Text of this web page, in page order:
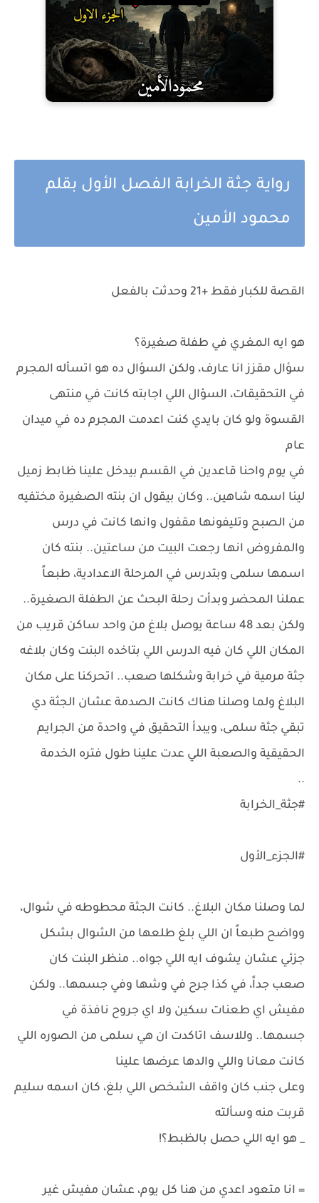
رواية جثة الخرابة الفصل الأول بقلم
محمود الأمين
القصة للكبار فقط +21 وحدثت بالفعل
هو ايه المغري في طفلة صغيرة؟
سؤال مقزز انا عارف، ولكن السؤال ده هو اتسأله المجرم
في التحقيقات، السؤال اللي اجابته كانت في منتهى
القسوة ولو كان بايدي كنت اعدمت المجرم ده في ميدان
عام
في يوم واحنا قاعدين في القسم بيدخل علينا ظابط زميل
لينا اسمه شاهين.. وكان بيقول ان بنته الصغيرة مختفيه
من الصبح وتليفونها مقفول وانها كانت في درس
والمفروض انها رجعت البيت من ساعتين.. بنته كان
اسمها سلمى وبتدرس في المرحلة الاعدادية، طبعاً
عملنا المحضر وبدأت رحلة البحث عن الطفلة الصغيرة..
ولكن بعد 48 ساعة يوصل بلاغ من واحد ساكن قريب من
المكان اللي كان فيه الدرس اللي بتاخده البنت وكان بلاغه
جثة مرمية في خرابة وشكلها صعب.. اتحركنا على مكان
البلاغ ولما وصلنا هناك كانت الصدمة عشان الجثة دي
تبقي جثة سلمى، ويبدأ التحقيق في واحدة من الجرايم
الحقيقية والصعبة اللي عدت علينا طول فتره الخدمة
..
#جثة_الخرابة
#الجزء_الأول
لما وصلنا مكان البلاغ.. كانت الجثة محطوطه في شوال،
وواضح طبعاً ان اللي بلغ طلعها من الشوال بشكل
جزئي عشان يشوف ايه اللي جواه.. منظر البنت كان
صعب جداً، في كذا جرح في وشها وفي جسمها.. ولكن
مفيش اي طعنات سكين ولا اي جروح نافذة في
جسمها.. وللاسف اتاكدت ان هي سلمى من الصوره اللي
كانت معانا واللي والدها عرضها علينا
وعلى جنب كان واقف الشخص اللي بلغ، كان اسمه سليم
قربت منه وسألته
_ هو ايه اللي حصل بالظبط؟!
= انا متعود اعدي من هنا كل يوم، عشان مفيش غير